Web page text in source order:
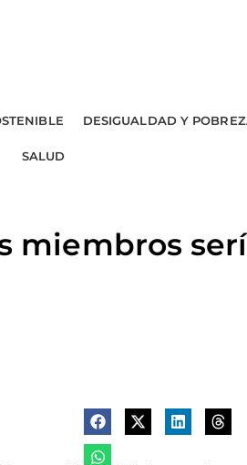
DESIGUALDAD Y
SALUD
miembros